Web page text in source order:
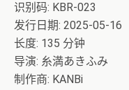
识别码: KBR-023
发行日期: 2025-05-16
长度: 135 分钟
导演: 糸満あきふみ
制作商: KANBi